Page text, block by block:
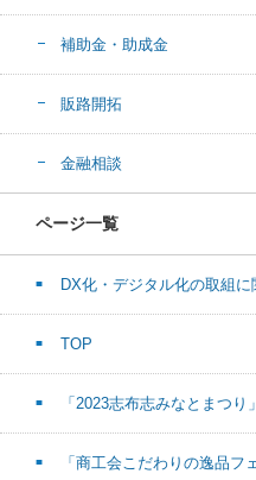
補助金・助成金
販路開拓
金融相談
ページ一覧
DX化・デジタル化の取組
TOP
「2023志布志みなとまつり
「商工会こだわりの逸品フ